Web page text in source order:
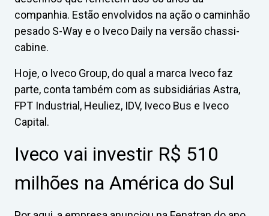
companhia. Estão envolvidos na ação o caminhão
pesado S-Way e o Iveco Daily na versão chassi-
cabine.
Hoje, o Iveco Group, do qual a marca Iveco faz
parte, conta também com as subsidiárias Astra,
FPT Industrial, Heuliez, IDV, Iveco Bus e Iveco
Capital.
Iveco vai investir R$ 510
milhões na América do Sul